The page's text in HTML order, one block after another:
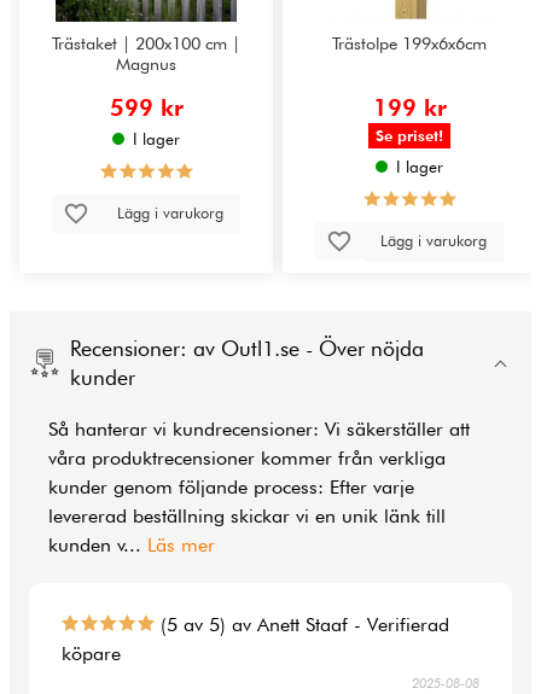
Trästaket | 200x100 cm |
Magnus
599 kr
I lager
Lägg i varukorg
Trästolpe 199x6x6cm
199 kr
Se priset!
I lager
Lägg i varukorg
Recensioner: av Outl1.se - Över nöjda
kunder
Så hanterar vi kundrecensioner: Vi säkerställer att
våra produktrecensioner kommer från verkliga
kunder genom följande process: Efter varje
levererad beställning skickar vi en unik länk till
kunden v... Läs mer
(5 av 5) av Anett Staaf - Verifierad
köpare
2025-08-08